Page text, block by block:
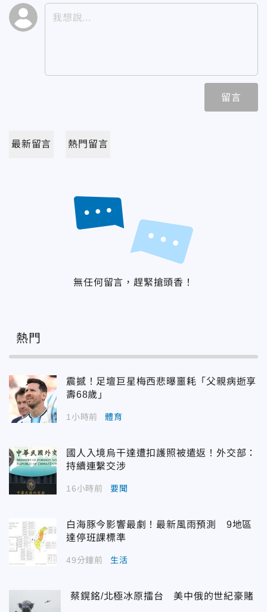
留言
最新留言 熱門留言
無任何留言，趕緊搶頭香！
熱門
震撼！足壇巨星梅西悲曝噩耗「父親病逝享
壽68歲」
1小時前 體育
國人入境烏干達遭扣護照被遣返！外交部：
持續連繫交涉
16小時前 要聞
白海豚今影響最劇！最新風雨預測 9地區
達停班課標準
49分鐘前 生活
蔡鎤銘/北極冰原擂台 美中俄的世紀豪賭